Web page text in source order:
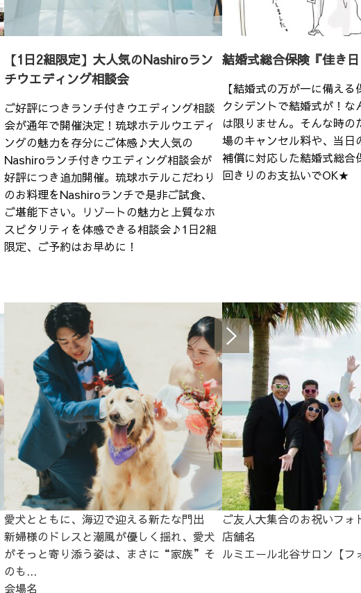
【1日2組限定】大人気のNashiroラン
チウエディング相談会
ご好評につきランチ付きウエディング相談
会が通年で開催決定！琉球ホテルウエディ
ングの魅力を存分にご体感♪大人気の
Nashiroランチ付きウエディング相談会が
好評につき追加開催。琉球ホテルこだわり
のお料理をNashiroランチで是非ご試食、
ご堪能下さい。リゾートの魅力と上質なホ
スピタリティを体感できる相談会♪1日2組
限定、ご予約はお早めに！
結婚式総合保険『佳き
【結婚式の万が一に備え
クシデントで結婚式が！な
は限りません。そんな時の
場のキャンセル料や、当日
補償に対応した結婚式総
回きりのお支払いでOK★
愛犬とともに、海辺で迎える新たな門出
新婦様のドレスと潮風が優しく揺れ、愛犬
がそっと寄り添う姿は、まさに“家族”そ
のも...
会場名
ご友人大集合のお祝いフォ
店舗名
ルミエール北谷サロン【フ